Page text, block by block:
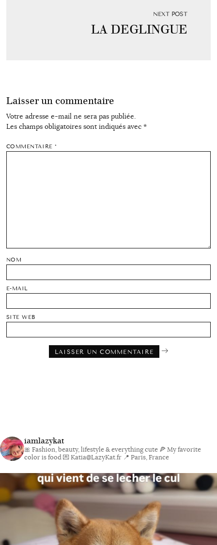
NEXT POST
LA DEGLINGUE
Laisser un commentaire
Votre adresse e-mail ne sera pas publiée.
Les champs obligatoires sont indiqués avec *
COMMENTAIRE*
NOM
E-MAIL
SITE WEB
iamlazykat
🎀 Fashion, beauty, lifestyle & everything cute 🍕 My favorite
color is food💌 Katia@LazyKat.fr 📍 Paris, France